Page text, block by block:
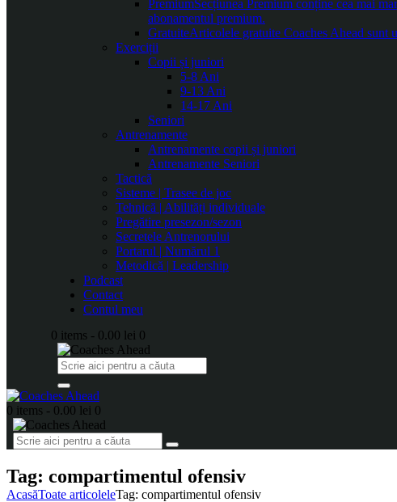
PremiumSecțiunea Premium conține cea mai
abonamentul premium.
GratuiteArticolele gratuite Coaches Ahead sunt
Exerciții
Copii și juniori
5-8 Ani
9-13 Ani
14-17 Ani
Seniori
Antrenamente
Antrenamente copii și juniori
Antrenamente Seniori
Tactică
Sisteme | Trasee de joc
Tehnică | Abilități individuale
Pregătire presezon/sezon
Secretele Antrenorului
Portarul | Numărul 1
Metodică | Leadership
Podcast
Contact
Contul meu
0 items - 0.00 lei 0
0 items - 0.00 lei 0
Tag: compartimentul ofensiv
AcasăToate articoleleTag: compartimentul ofensiv